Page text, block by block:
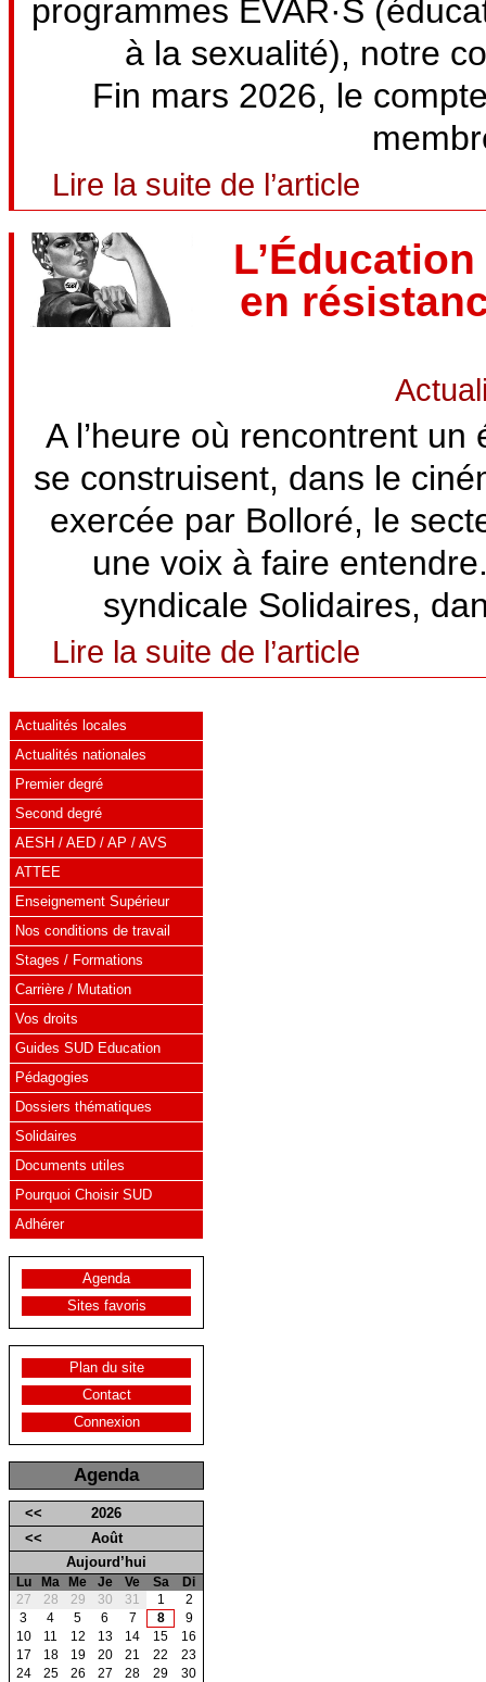
programmes EVAR·S
à la sexualité), notre
Fin mars 2026, le
Lire la suite de l’article
en
A l’heure où rencontrent
se construisent, dans le
exercée par Bolloré, le
une voix à faire
syndicale Solidaires,
Lire la suite de l’article
Actualités locales
Actualités nationales
Premier degré
Second degré
AESH / AED / AP / AVS
ATTEE
Enseignement Supérieur
Nos conditions de travail
Stages / Formations
Carrière / Mutation
Vos droits
Guides SUD Education
Pédagogies
Dossiers thématiques
Solidaires
Documents utiles
Pourquoi Choisir SUD
Adhérer
Agenda
Sites favoris
Plan du site
Contact
Connexion
Agenda
<<
2026
<<
Août
Aujourd’hui
Lu Ma Me Je Ve Sa
Di
27
28 29 30 31 1
2
3
4 5 6 7 8
9
10
11 12 13 14 15
16
17
18 19 20 21 22
23
24
25 26 27 28 29
30